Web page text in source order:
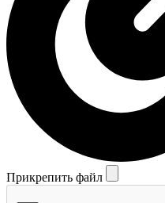
Прикрепить файл